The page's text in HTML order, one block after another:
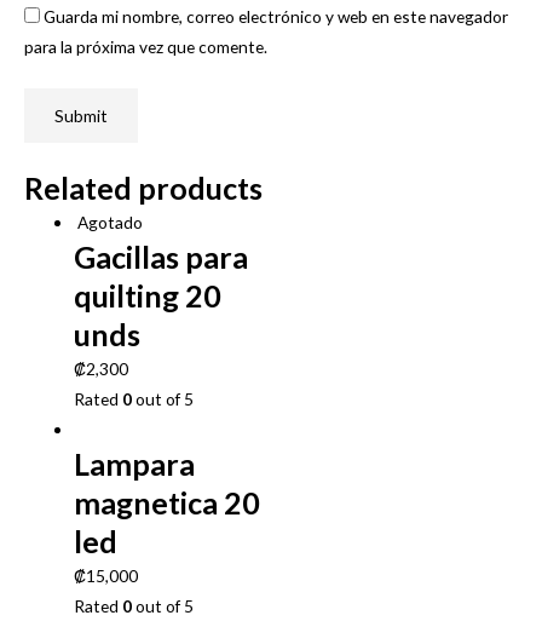
Guarda mi nombre, correo electrónico y web en este navegador
para la próxima vez que comente.
Related products
Agotado
Gacillas para
quilting 20
unds
₡2,300
Rated 0out of 5
Lampara
magnetica 20
led
₡15,000
Rated 0out of 5